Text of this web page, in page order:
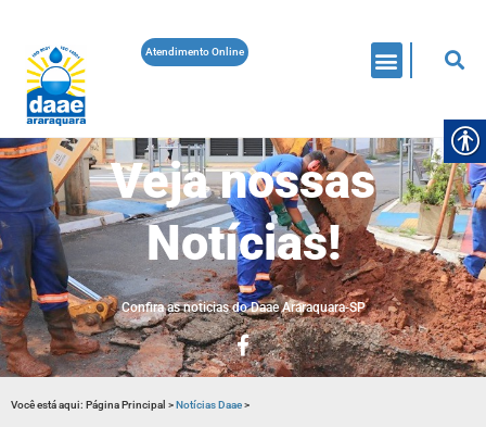
Atendimento Online
Veja nossas
Notícias!
Confira as noticias do Daae Araraquara-SP
Você está aqui: Página Principal >Notícias Daae>